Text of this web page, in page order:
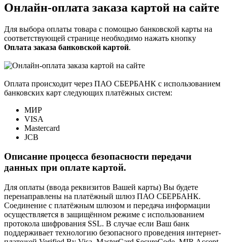
Онлайн-оплата заказа картой на сайте
Для выбора оплаты товара с помощью банковской карты на
соответствующей странице необходимо нажать кнопку
Оплата заказа банковской картой.
Оплата происходит через ПАО СБЕРБАНК с использованием
банковских карт следующих платёжных систем:
МИР
VISA
Mastercard
JCB
Описание процесса безопасности передачи
данных при оплате картой.
Для оплаты (ввода реквизитов Вашей карты) Вы будете
перенаправлены на платёжный шлюз ПАО СБЕРБАНК.
Соединение с платёжным шлюзом и передача информации
осуществляется в защищённом режиме с использованием
протокола шифрования SSL. В случае если Ваш банк
поддерживает технологию безопасного проведения интернет-